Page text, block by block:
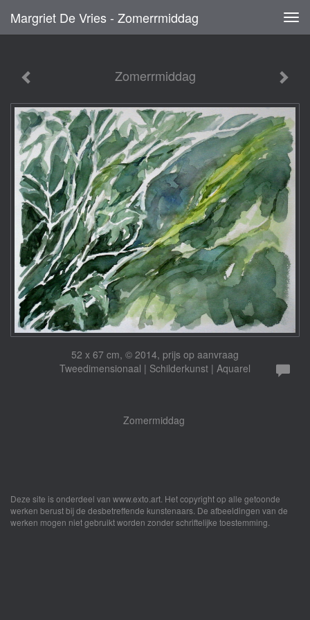
Margriet De Vries - Zomerrmiddag
Zomerrmiddag
52 x 67 cm, © 2014, prijs op aanvraag
Tweedimensionaal | Schilderkunst | Aquarel
Zomermiddag
Deze site is onderdeel van www.exto.art . Het copyright op alle getoonde
werken berust bij de desbetreffende kunstenaars. De afbeeldingen van de
werken mogen niet gebruikt worden zonder schriftelijke toestemming.